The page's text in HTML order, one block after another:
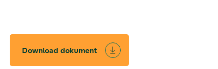
Download dokument